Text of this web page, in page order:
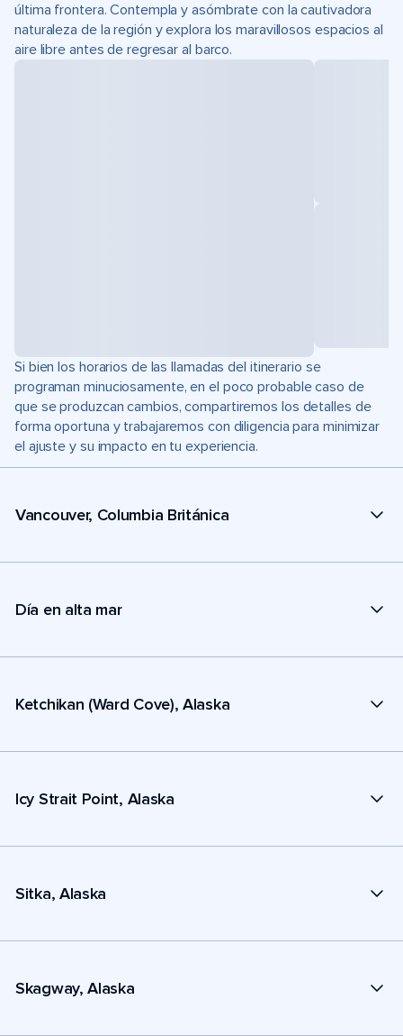
última frontera. Contempla y asómbrate con la cautivadora
naturaleza de la región y explora los maravillosos espacios al
aire libre antes de regresar al barco.
Si bien los horarios de las llamadas del itinerario se
programan minuciosamente, en el poco probable caso de
que se produzcan cambios, compartiremos los detalles de
forma oportuna y trabajaremos con diligencia para minimizar
el ajuste y su impacto en tu experiencia.
Vancouver, Columbia Británica
Día en alta mar
Ketchikan (Ward Cove), Alaska
Icy Strait Point, Alaska
Sitka, Alaska
Skagway, Alaska